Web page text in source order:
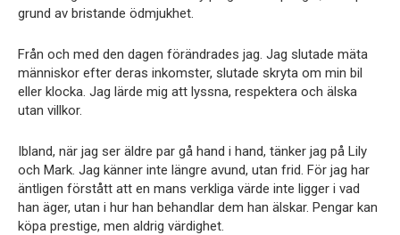
grund av bristande ödmjukhet.
Från och med den dagen förändrades jag. Jag slutade mäta
människor efter deras inkomster, slutade skryta om min bil
eller klocka. Jag lärde mig att lyssna, respektera och älska
utan villkor.
Ibland, när jag ser äldre par gå hand i hand, tänker jag på Lily
och Mark. Jag känner inte längre avund, utan frid. För jag har
äntligen förstått att en mans verkliga värde inte ligger i vad
han äger, utan i hur han behandlar dem han älskar. Pengar kan
köpa prestige, men aldrig värdighet.